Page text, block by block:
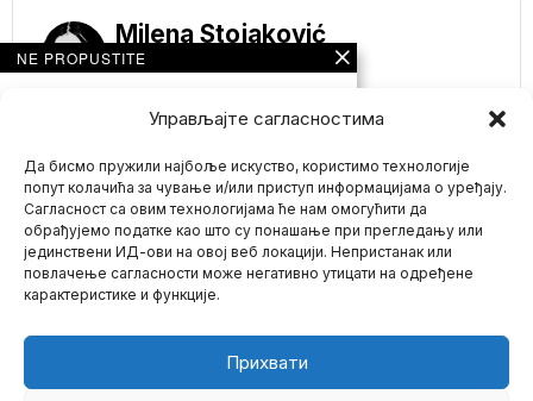
Управљајте сагласностима
Да бисмо пружили најбоље искуство, користимо технологије
попут колачића за чување и/или приступ информацијама о уређају.
Сагласност са овим технологијама ће нам омогућити да
обрађујемо податке као што су понашање при прегледању или
јединствени ИД-ови на овој веб локацији. Непристанак или
повлачење сагласности може негативно утицати на одређене
карактеристике и функције.
Прихвати
Milena Stojaković
Mario zna Youtube
NE PROPUSTITE
FEJSA I TVITERA!
VIDEO PLATFORMA
PARTNERSTVO SA
NOVOM MREŽOM
DONALDA TRAMPA
„Truth Social“
Rumble i Trampov Truth
Social u zajedničkom
poduhvatu u borbi
muzičara iz Švedske
traži isključenje
Izraela sa
ovogodišnjeg